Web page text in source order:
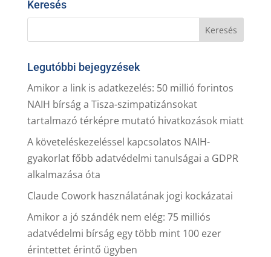
Keresés
Legutóbbi bejegyzések
Amikor a link is adatkezelés: 50 millió forintos
NAIH bírság a Tisza-szimpatizánsokat
tartalmazó térképre mutató hivatkozások miatt
A követeléskezeléssel kapcsolatos NAIH-
gyakorlat főbb adatvédelmi tanulságai a GDPR
alkalmazása óta
Claude Cowork használatának jogi kockázatai
Amikor a jó szándék nem elég: 75 milliós
adatvédelmi bírság egy több mint 100 ezer
érintettet érintő ügyben